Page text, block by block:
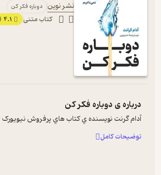
نشر نوین دوباره فکر کن
کتاب متنی 4.1
(606)
درباره ی دوباره فکر کن
آدام گرنت نويسنده ي کتاب هاي پرفروش نيويورک
توضیحات کامل